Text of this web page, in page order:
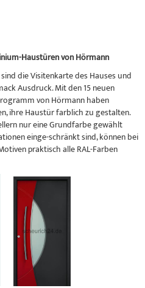
Haustüren von Hörmann
die Visitenkarte des Hauses und
Ausdruck. Mit den 15 neuen
von Hörmann haben
ihre Haustür farblich zu gestalten.
nur eine Grundfarbe gewählt
einge-schränkt sind, können bei
praktisch alle RAL-Farben